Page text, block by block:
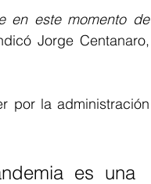
en este momento de
Jorge Centanaro,
por la administración
es una